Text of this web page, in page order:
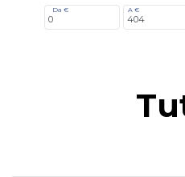
Da € A €